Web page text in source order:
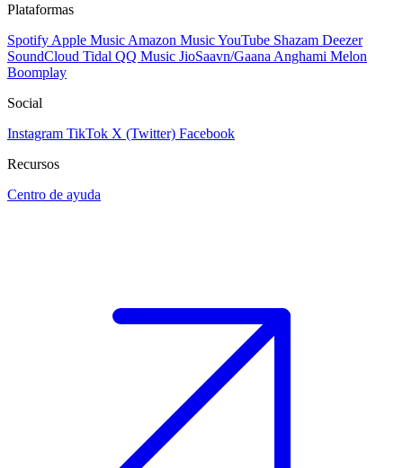
Plataformas
Spotify Apple Music Amazon MusicYouTube Shazam Deezer
SoundCloud Tidal QQ Music JioSaavn/Gaana Anghami Melon
Boomplay
Social
Instagram TikTok X (Twitter) Facebook
Recursos
Centro de ayuda